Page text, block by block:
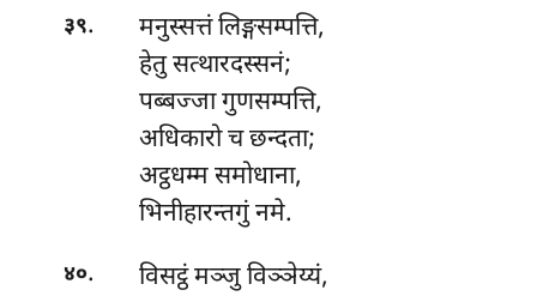
३९.
मनुस्सत्तं लिङ्गसम्पत्ति,
हेतु सत्थारदस्सनं;
पब्बज्जा गुणसम्पत्ति,
अधिकारो च छन्दता;
अट्ठधम्म समोधाना,
भिनीहारन्तगुं नमे.
४०. विसट्ठंमञ्जु विञ्ञेय्यं,